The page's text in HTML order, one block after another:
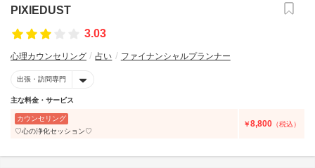
PIXIEDUST
3.03
心理カウンセリング 占い ファイナンシャルプランナー
出張・訪問専門
主な料金・サービス
カウンセリング
♡心の浄化セッション♡
￥8,800 （税込）